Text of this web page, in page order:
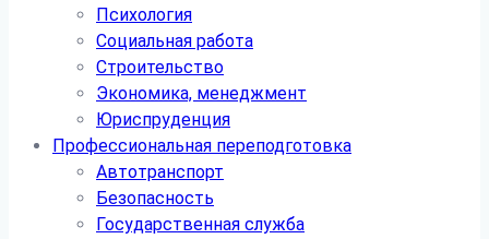
Психология
Социальная работа
Строительство
Экономика, менеджмент
Юриспруденция
Профессиональная переподготовка
Автотранспорт
Безопасность
Государственная служба